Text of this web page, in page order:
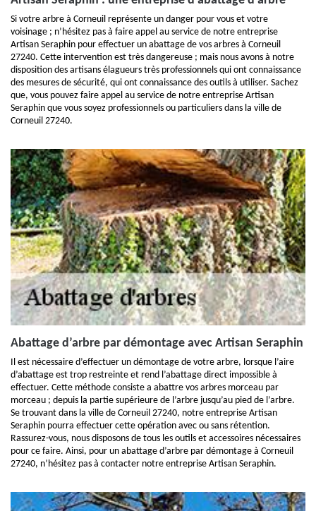
Si votre arbre à Corneuil représente un danger pour vous et votre
voisinage ; n’hésitez pas à faire appel au service de notre entreprise
Artisan Seraphin pour effectuer un abattage de vos arbres à Corneuil
27240. Cette intervention est très dangereuse ; mais nous avons à notre
disposition des artisans élagueurs très professionnels qui ont connaissance
des mesures de sécurité, qui ont connaissance des outils à utiliser. Sachez
que, vous pouvez faire appel au service de notre entreprise Artisan
Seraphin que vous soyez professionnels ou particuliers dans la ville de
Corneuil 27240.
Abattage d’arbre par démontage avec Artisan Seraphin
Il est nécessaire d’effectuer un démontage de votre arbre, lorsque l’aire
d’abattage est trop restreinte et rend l’abattage direct impossible à
effectuer. Cette méthode consiste a abattre vos arbres morceau par
morceau ; depuis la partie supérieure de l’arbre jusqu’au pied de l’arbre.
Se trouvant dans la ville de Corneuil 27240, notre entreprise Artisan
Seraphin pourra effectuer cette opération avec ou sans rétention.
Rassurez-vous, nous disposons de tous les outils et accessoires nécessaires
pour ce faire. Ainsi, pour un abattage d’arbre par démontage à Corneuil
27240, n’hésitez pas à contacter notre entreprise Artisan Seraphin.